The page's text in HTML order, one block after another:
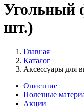
Угольный
шт.)
Главная
Каталог
Аксессуары для
Описание
Полезные
Акции